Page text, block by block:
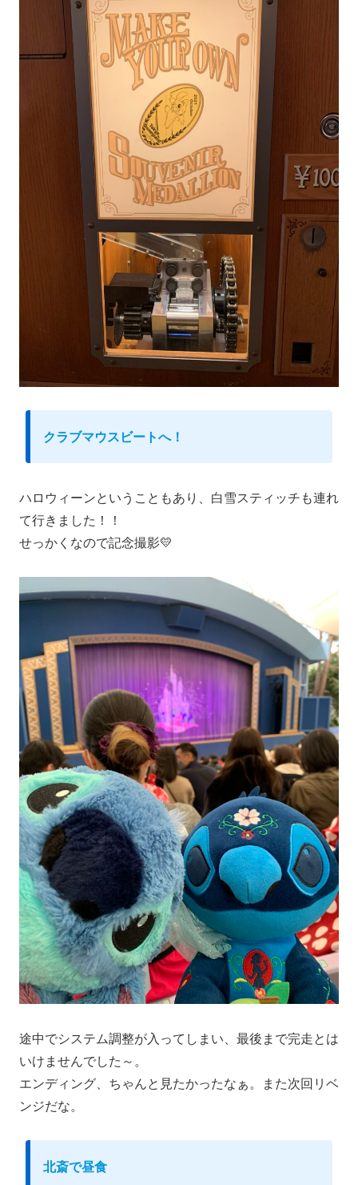
クラブマウスビートへ！
ハロウィーンということもあり、白雪スティッチも連れ
て行きました！！
せっかくなので記念撮影💛
途中でシステム調整が入ってしまい、最後まで完走とは
いけませんでした～。
エンディング、ちゃんと見たかったなぁ。また次回リベ
ンジだな。
北斎で昼食